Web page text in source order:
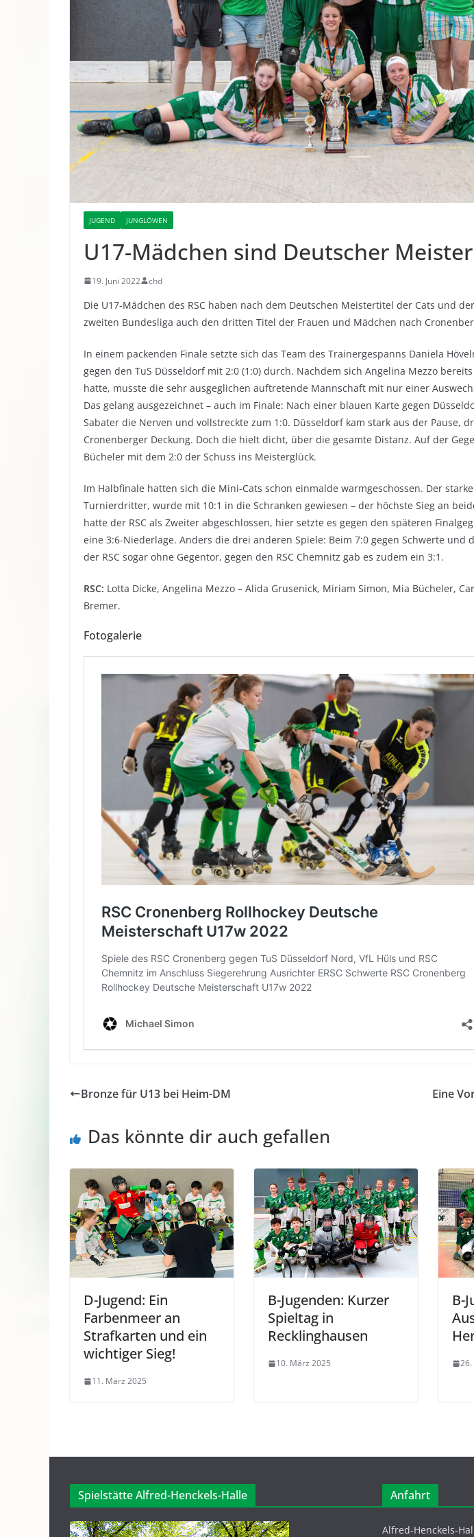
JUGEND JUNGLÖWEN
U17-Mädchen sind Deutscher Meister
19. Juni 2022 chd
Die U17-Mädchen des RSC haben nach dem Deutschen Meistertitel der Cats und
zweiten Bundesliga auch den dritten Titel der Frauen und Mädchen nach
In einem packenden Finale setzte sich das Team des Trainergespanns Daniela
gegen den TuS Düsseldorf mit 2:0 (1:0) durch. Nachdem sich Angelina Mezzo
hatte, musste die sehr ausgeglichen auftretende Mannschaft mit nur einer
Das gelang ausgezeichnet – auch im Finale: Nach einer blauen Karte gegen
Sabater die Nerven und vollstreckte zum 1:0. Düsseldorf kam stark aus der Pause,
Cronenberger Deckung. Doch die hielt dicht, über die gesamte Distanz. Auf der
Bücheler mit dem 2:0 der Schuss ins Meisterglück.
Im Halbfinale hatten sich die Mini-Cats schon einmalde warmgeschossen. Der
Turnierdritter, wurde mit 10:1 in die Schranken gewiesen – der höchste Sieg an
hatte der RSC als Zweiter abgeschlossen, hier setzte es gegen den späteren
eine 3:6-Niederlage. Anders die drei anderen Spiele: Beim 7:0 gegen Schwerte und
der RSC sogar ohne Gegentor, gegen den RSC Chemnitz gab es zudem ein 3:1.
RSC: Lotta Dicke, Angelina Mezzo – Alida Grusenick, Miriam Simon, Mia Bücheler,
Bremer.
Fotogalerie
Bronze für U13 bei Heim-DM Eine
Das könnte dir auch gefallen
D-Jugend: Ein
Farbenmeer an
Strafkarten und ein
wichtiger Sieg!
11. März 2025
B-Jugenden: Kurzer
Spieltag in
Recklinghausen
10. März 2025
B-
26.
Spielstätte Alfred-Henckels-Halle Anfahrt
Alfred-Henckels-